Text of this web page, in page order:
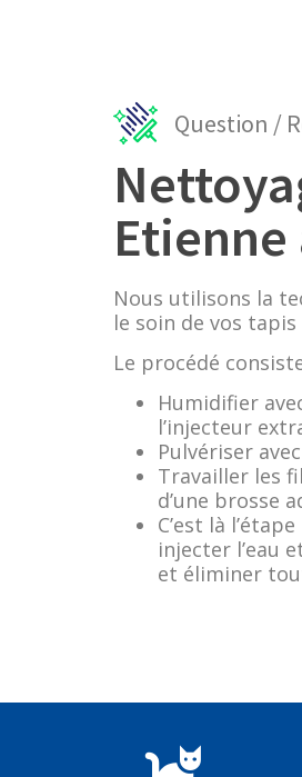
Question /
Nous utilisons la
le soin de vos
Le procédé
Humidifier
l’injecteur
Pulvériser
Travailler les
d’une brosse
C’est là
injecter l’eau
et éliminer